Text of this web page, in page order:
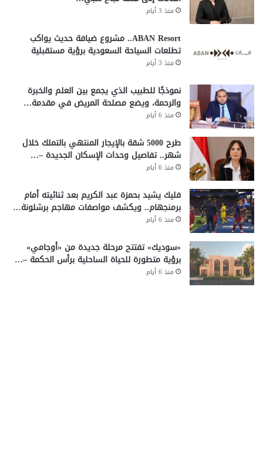
منذ 3 أيام
ABAN Resort.. مشروع ضيافة حديث يواكب
تطلعات السياحة السعودية برؤية مستقبلية
منذ 3 أيام
نموذجًا للطبيب الذي يجمع بين العلم والخبرة
والرحمة، ويضع مصلحة المريض في مقدمة…
منذ 6 أيام
طرح 5000 شقة بالإيجار المنتهي بالتملك خلال
شهر.. تفاصيل وحدات الإسكان الجديدة –…
منذ 6 أيام
فليك يشيد بحمزة عبد الكريم بعد ثنائيته أمام
برمنجهام.. ويكشف مواصفات مهاجم برشلونة…
منذ 6 أيام
«سوديك» تفتتح مرحلة جديدة من «أوجامي»
برؤية متطورة للحياة الساحلية برأس الحكمة –…
منذ 6 أيام